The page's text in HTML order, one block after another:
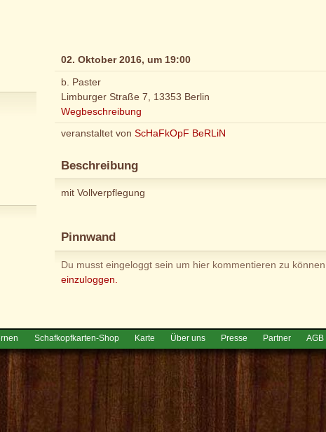
02. Oktober 2016, um 19:00
b. Paster
Limburger Straße 7, 13353 Berlin
Wegbeschreibung
veranstaltet von ScHaFkOpF BeRLiN
Beschreibung
mit Vollverpflegung
Pinnwand
Du musst eingeloggt sein um hier kommentieren zu können.
einzuloggen.
Schafkopfkarten-Shop Karte Über uns Presse Partner AGB